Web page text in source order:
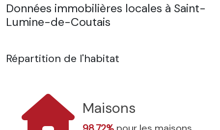
Données immobilières locales à Saint-
Lumine-de-Coutais
Répartition de l'habitat
Maisons